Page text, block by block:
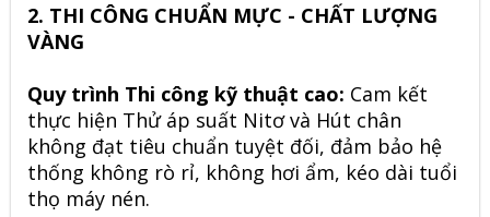
2. THI CÔNG CHUẨN MỰC - CHẤT LƯỢNG
VÀNG
Quy trình Thi công kỹ thuật cao: Cam kết
thực hiện Thử áp suất Nitơ và Hút chân
không đạt tiêu chuẩn tuyệt đối, đảm bảo hệ
thống không rò rỉ, không hơi ẩm, kéo dài tuổi
thọ máy nén.